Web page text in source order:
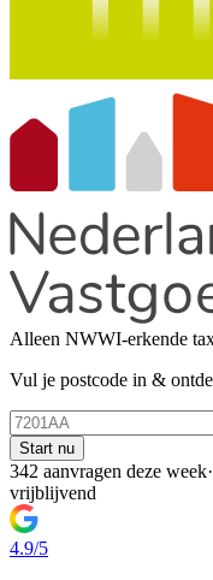
Alleen NWWI-erkende
Vul je postcode in &
Start nu
342 aanvragen deze week·
vrijblijvend
4.9/5